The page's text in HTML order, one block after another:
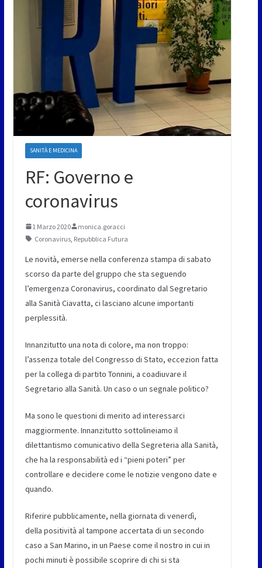
SANITÀ E MEDICINA
RF: Governo e
coronavirus
1 Marzo 2020
monica.goracci
Coronavirus, Repubblica Futura
Le novità, emerse nella conferenza stampa di sabato
scorso da parte del gruppo che sta seguendo
l’emergenza Coronavirus, coordinato dal Segretario
alla Sanità Ciavatta, ci lasciano alcune importanti
perplessità.
Innanzitutto una nota di colore, ma non troppo:
l’assenza totale del Congresso di Stato, eccezion fatta
per la collega di partito Tonnini, a coadiuvare il
Segretario alla Sanità. Un caso o un segnale politico?
Ma sono le questioni di merito ad interessarci
maggiormente. Innanzitutto sottolineiamo il
dilettantismo comunicativo della Segreteria alla Sanità,
che ha la responsabilità ed i “pieni poteri” per
controllare e decidere come le notizie vengono date e
quando.
Riferire pubblicamente, nella giornata di venerdì,
della positività al tampone accertata di un secondo
caso a San Marino, in un Paese come il nostro in cui in
pochi minuti è possibile scoprire di chi si sta